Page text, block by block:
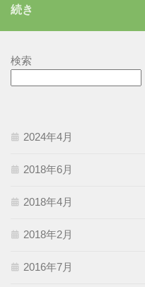
ー
続き
検索
2024年4月
2018年6月
2018年4月
2018年2月
2016年7月